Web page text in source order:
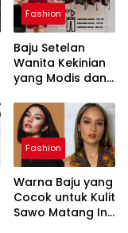
Fashion
Baju Setelan
Wanita Kekinian
yang Modis dan
Tampilan
Maksimal
Fashion
Warna Baju yang
Cocok untuk Kulit
Sawo Matang Ini